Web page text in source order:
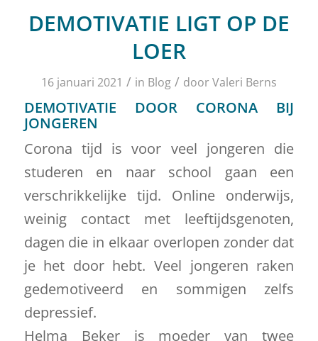
DEMOTIVATIE LIGT OP DE
LOER
16 januari 2021 / in Blog / doorValeri Berns
DEMOTIVATIE DOOR CORONA BIJ
JONGEREN
Corona tijd is voor veel jongeren die
studeren en naar school gaan een
verschrikkelijke tijd. Online onderwijs,
weinig contact met leeftijdsgenoten,
dagen die in elkaar overlopen zonder dat
je het door hebt. Veel jongeren raken
gedemotiveerd en sommigen zelfs
depressief.
Helma Beker is moeder van twee